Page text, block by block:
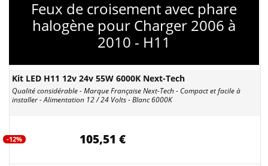
Feux de croisement avec phare
halogène pour Charger 2006 à
2010 - H11
Kit LED H11 12v 24v 55W 6000K Next-Tech
Qualité considérable - Marque Française Next-Tech - Compact et facile à
installer - Alimentation 12 / 24 Volts - Blanc 6000K
-12% 105,51 €